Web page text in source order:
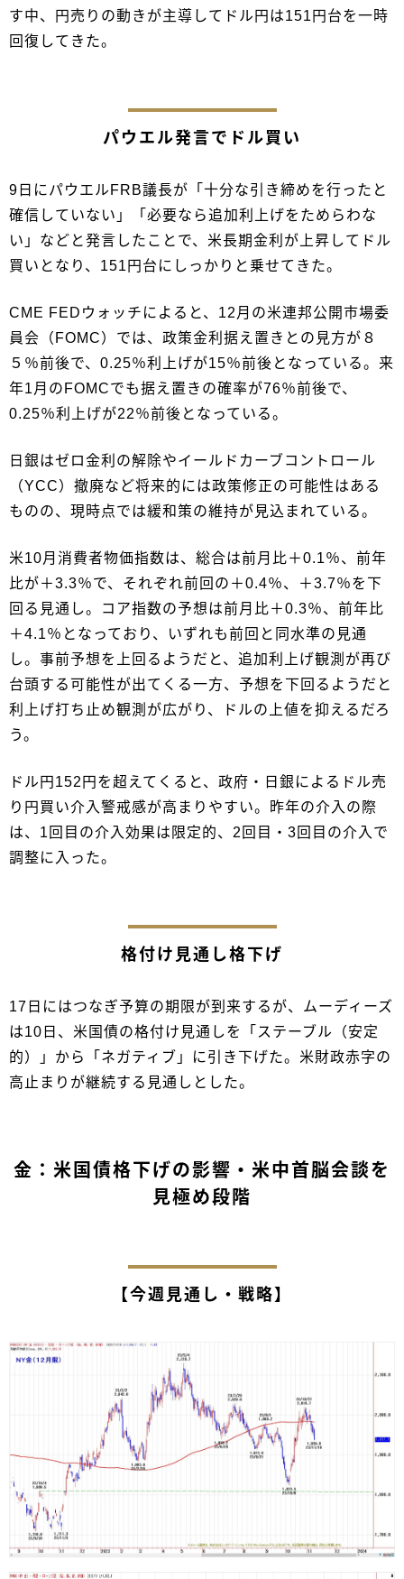
す中、円売りの動きが主導してドル円は151円台を一時
回復してきた。
パウエル発言でドル買い
9日にパウエルFRB議長が「十分な引き締めを行ったと
確信していない」「必要なら追加利上げをためらわな
い」などと発言したことで、米長期金利が上昇してドル
買いとなり、151円台にしっかりと乗せてきた。
CME FEDウォッチによると、12月の米連邦公開市場委
員会（FOMC）では、政策金利据え置きとの見方が８
５％前後で、0.25％利上げが15％前後となっている。来
年1月のFOMCでも据え置きの確率が76％前後で、
0.25％利上げが22％前後となっている。
日銀はゼロ金利の解除やイールドカーブコントロール
（YCC）撤廃など将来的には政策修正の可能性はある
ものの、現時点では緩和策の維持が見込まれている。
米10月消費者物価指数は、総合は前月比＋0.1％、前年
比が＋3.3％で、それぞれ前回の＋0.4％、＋3.7％を下
回る見通し。コア指数の予想は前月比＋0.3％、前年比
＋4.1％となっており、いずれも前回と同水準の見通
し。事前予想を上回るようだと、追加利上げ観測が再び
台頭する可能性が出てくる一方、予想を下回るようだと
利上げ打ち止め観測が広がり、ドルの上値を抑えるだろ
う。
ドル円152円を超えてくると、政府・日銀によるドル売
り円買い介入警戒感が高まりやすい。昨年の介入の際
は、1回目の介入効果は限定的、2回目・3回目の介入で
調整に入った。
格付け見通し格下げ
17日にはつなぎ予算の期限が到来するが、ムーディーズ
は10日、米国債の格付け見通しを「ステーブル（安定
的）」から「ネガティブ」に引き下げた。米財政赤字の
高止まりが継続する見通しとした。
金：米国債格下げの影響・米中首脳会談を
見極め段階
【今週見通し・戦略】